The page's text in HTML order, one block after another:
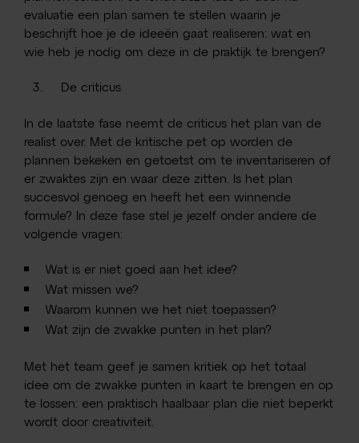
evaluatie een plan samen te stellen waarin je
beschrijft hoe je de ideeën gaat realiseren: wat en
wie heb je nodig om deze in de praktijk te brengen?
De criticus
In de laatste fase neemt de criticus het plan van de
realist over. Met de kritische pet op worden de
plannen bekeken en getoetst om te inventariseren of
er zwaktes zijn en waar deze zitten. Is het plan
succesvol genoeg en heeft het een winnende
formule? In deze fase stel je jezelf onder andere de
volgende vragen:
Wat is er niet goed aan het idee?
Wat missen we?
Waarom kunnen we het niet toepassen?
Wat zijn de zwakke punten in het plan?
Met het team geef je samen kritiek op het totaal
idee om de zwakke punten in kaart te brengen en op
te lossen: een praktisch haalbaar plan die niet beperkt
wordt door creativiteit.